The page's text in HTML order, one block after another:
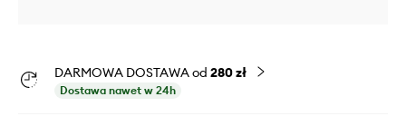
DARMOWA DOSTAWA od 280 zł
Dostawa nawet w 24h